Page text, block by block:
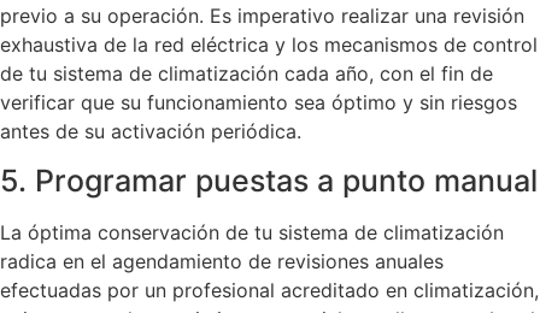
previo a su operación. Es imperativo realizar una revisión
exhaustiva de la red eléctrica y los mecanismos de control
de tu sistema de climatización cada año, con el fin de
verificar que su funcionamiento sea óptimo y sin riesgos
antes de su activación periódica.
5. Programar puestas a punto manual
La óptima conservación de tu sistema de climatización
radica en el agendamiento de revisiones anuales
efectuadas por un profesional acreditado en climatización,